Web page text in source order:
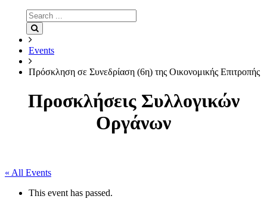
Search
for:
Events
Πρόσκληση σε Συνεδρίαση (6η) της Οικονομικής Επιτροπής
Προσκλήσεις Συλλογικών
Οργάνων
« All Events
This event has passed.